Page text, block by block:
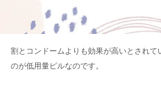
割とコンドームよりも効果が高いとされて
のが低用量ピルなのです。